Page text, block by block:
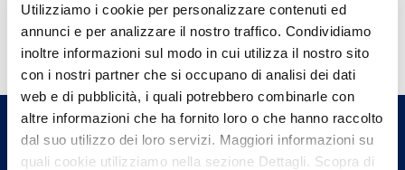
Utilizziamo i cookie per personalizzare contenuti ed
annunci e per analizzare il nostro traffico. Condividiamo
inoltre informazioni sul modo in cui utilizza il nostro sito
con i nostri partner che si occupano di analisi dei dati
web e di pubblicità, i quali potrebbero combinarle con
altre informazioni che ha fornito loro o che hanno raccolto
dal suo utilizzo dei loro servizi. Maggiori informazioni su
quali cookie utilizziamo nella sezione Dettagli. Scopra di
Hai bisogno di
informazioni?
Trova l'Agenzia più vicina a te e parla con
un nostro Agente.
Contattaci